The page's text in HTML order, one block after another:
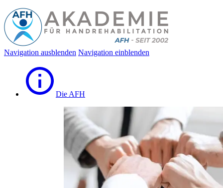
Navigation ausblenden Navigation einblenden
Die AFH